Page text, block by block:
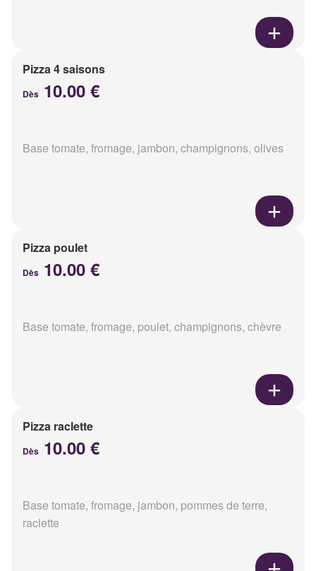
Pizza 4 saisons
Dès 10.00 €
Base tomate, fromage, jambon, champignons, olives
Pizza poulet
Dès 10.00 €
Base tomate, fromage, poulet, champignons, chèvre
Pizza raclette
Dès 10.00 €
Base tomate, fromage, jambon, pommes de terre,
raclette